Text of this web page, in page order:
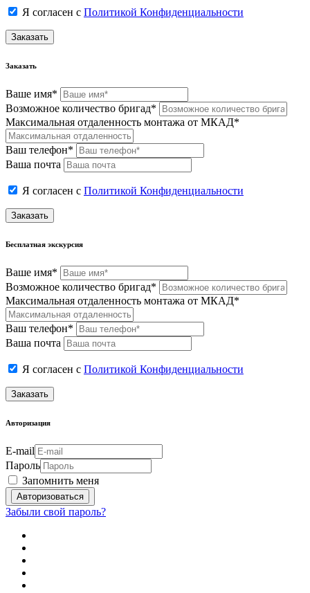
Я согласен с Политикой Конфиденциальности
Заказать
Заказать
Ваше имя*
Возможное количество бригад*
Максимальная отдаленность монтажа от МКАД*
Ваш телефон*
Ваша почта
Я согласен с Политикой Конфиденциальности
Заказать
Бесплатная экскурсия
Ваше имя*
Возможное количество бригад*
Максимальная отдаленность монтажа от МКАД*
Ваш телефон*
Ваша почта
Я согласен с Политикой Конфиденциальности
Заказать
Авторизация
E-mail
Пароль
Запомнить меня
Забыли свой пароль?